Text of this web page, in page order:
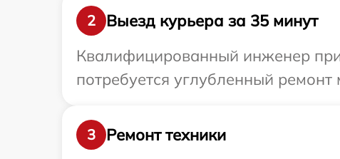
2
Выезд курьера за 35 минут
Квалифицированный инженер
потребуется углубленный
3
Ремонт техники